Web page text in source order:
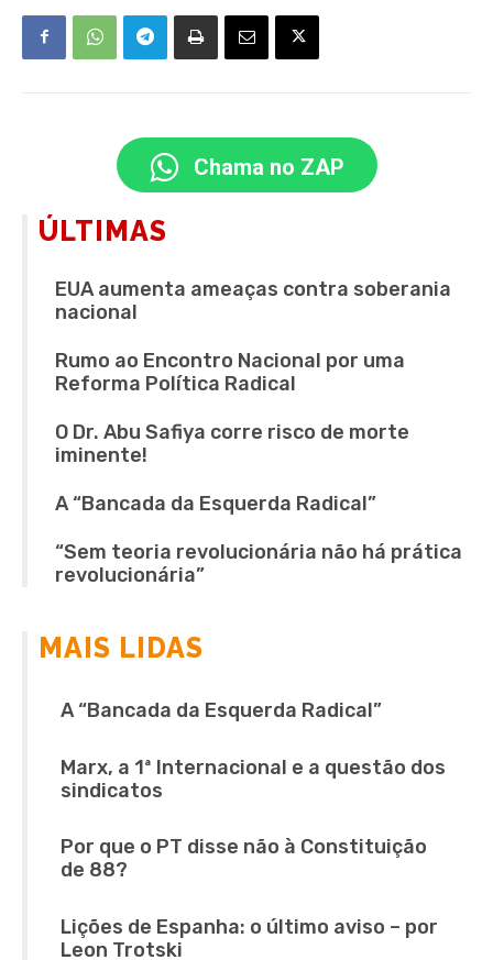
Chama no ZAP
ÚLTIMAS
EUA aumenta ameaças contra soberania
nacional
Rumo ao Encontro Nacional por uma
Reforma Política Radical
O Dr. Abu Safiya corre risco de morte
iminente!
A “Bancada da Esquerda Radical”
“Sem teoria revolucionária não há prática
revolucionária”
MAIS LIDAS
A “Bancada da Esquerda Radical”
Marx, a 1ª Internacional e a questão dos
sindicatos
Por que o PT disse não à Constituição
de 88?
Lições de Espanha: o último aviso – por
Leon Trotski